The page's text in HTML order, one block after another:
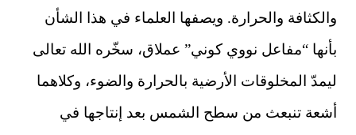
والكثافة والحرارة. ويصفها العلماء في هذا الشأن
بأنها “مفاعل نووي كوني” عملاق، سخّره الله تعالى
ليمدّ المخلوقات الأرضية بالحرارة والضوء، وكلاهما
أشعة تنبعث من سطح الشمس بعد إنتاجها في